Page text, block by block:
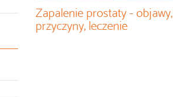
Zapalenie prostaty - objawy,
przyczyny, leczenie